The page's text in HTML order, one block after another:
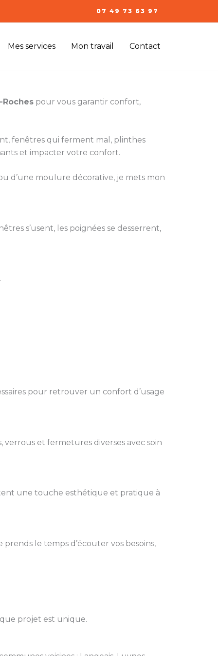
07 49 73 63 97
Mes services Mon travail Contact
pour vous garantir confort,
fenêtres qui ferment mal, plinthes
et impacter votre confort.
d’une moulure décorative, je mets mon
s’usent, les poignées se desserrent,
pour retrouver un confort d’usage
verrous et fermetures diverses avec soin
une touche esthétique et pratique à
prends le temps d’écouter vos besoins,
projet est unique.